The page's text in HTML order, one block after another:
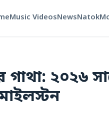
Music VideosNewsNatok
২০২৬